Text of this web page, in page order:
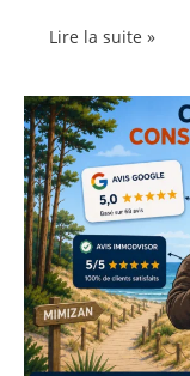
Propriétaires
à
Mimizan
:
Analyse
Statistique
Complète
du
Marché
Immobilier
Local
(2026)
Lire la suite »